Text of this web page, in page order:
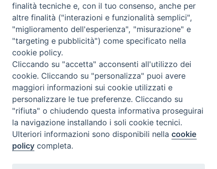
finalità tecniche e, con il tuo consenso, anche per
altre finalità ("interazioni e funzionalità semplici",
"miglioramento dell'esperienza", "misurazione" e
"targeting e pubblicità") come specificato nella
cookie policy.
Cliccando su "accetta" acconsenti all'utilizzo dei
cookie. Cliccando su "personalizza" puoi avere
maggiori informazioni sui cookie utilizzati e
personalizzare le tue preferenze. Cliccando su
"rifiuta" o chiudendo questa informativa proseguirai
la navigazione installando i soli cookie tecnici.
Ulteriori informazioni sono disponibili nellacookie
policy completa.